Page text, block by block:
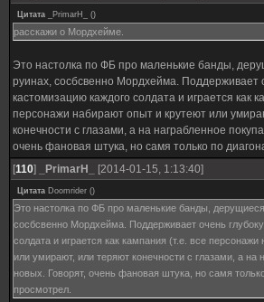
Цитата _PrimarH_ ()
расскажи о Мордхейме.
Это настолка по ФБ про маленькие банды,
руинах, сосбсвенно Мордхейма. Поддерживает
кастомизацию каждого солдата и играется как
персонажи набирают опыт и крутеют или
конечности с глазами, а на награбленное
очень фановая штука, но самя только по
[110] _PrimarH_ [2014-01-15, 1:13:40]
Цитата Doomrider ()
Это настолка по ФБ про маленькие банды, дерущиеся
сосбсвенно Мордхейма. Поддерживает очень
солдата и играется как кампания (т.е. все
или умирают, или теряют конечности с глазами, а на
новых. Говорят, очень фановая штука, но самя
просмотрел.